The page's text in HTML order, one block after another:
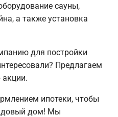
сауны,
а также установка
для постройки
Предлагаем
ипотеки, чтобы
дом! Мы